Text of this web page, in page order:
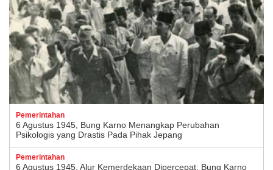
Pemerintahan
6 Agustus 1945, Bung Karno Menangkap Perubahan
Psikologis yang Drastis Pada Pihak Jepang
Pemerintahan
6 Agustus 1945, Alur Kemerdekaan Dipercepat: Bung Karno